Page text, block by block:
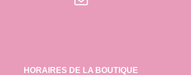
HORAIRES DE LA BOUTIQUE